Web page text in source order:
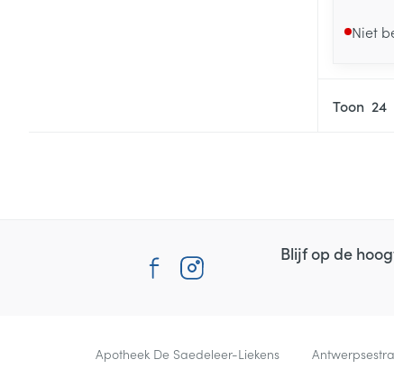
Niet
Toon
Blijf op de
Contacteer ons
Apotheek De Saedeleer-Liekens